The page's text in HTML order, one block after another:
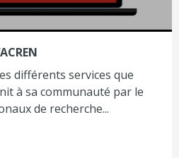
différents services que
à sa communauté par le
de recherche...